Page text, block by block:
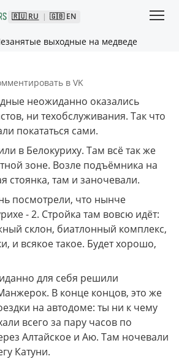
🇷🇺 RU | 🇬🇧 EN
выходные на медведе
в VK
неожиданно оказались
ни техобслуживания. Так что
покататься сами.
в Белокуриху. Там всё так же
зоне. Возле подъёмника на
стоянка, там и заночевали.
посмотрели, что нынче
- 2. Стройка там вовсю идёт:
склон, биатлонный комплекс,
и всякое такое. Будет хорошо,
для себя решили
В конце концов, это же
на автодоме: ты ни к чему
всего за пару часов по
Алтайское и Аю. Там ночевали
Катуни.